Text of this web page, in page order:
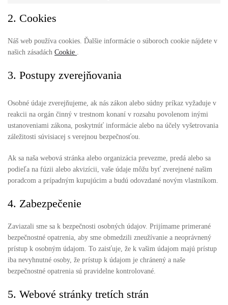
2. Cookies
Náš web používa cookies. Ďalšie informácie o súboroch cookie nájdete v
našich zásadách Cookie .
3. Postupy zverejňovania
Osobné údaje zverejňujeme, ak nás zákon alebo súdny príkaz vyžaduje v
reakcii na orgán činný v trestnom konaní v rozsahu povolenom inými
ustanoveniami zákona, poskytnúť informácie alebo na účely vyšetrovania
záležitosti súvisiacej s verejnou bezpečnosťou.
Ak sa naša webová stránka alebo organizácia prevezme, predá alebo sa
podieľa na fúzii alebo akvizícii, vaše údaje môžu byť zverejnené našim
poradcom a prípadným kupujúcim a budú odovzdané novým vlastníkom.
4. Zabezpečenie
Zaviazali sme sa k bezpečnosti osobných údajov. Prijímame primerané
bezpečnostné opatrenia, aby sme obmedzili zneužívanie a neoprávnený
prístup k osobným údajom. To zaisťuje, že k vašim údajom majú prístup
iba nevyhnutné osoby, že prístup k údajom je chránený a naše
bezpečnostné opatrenia sú pravidelne kontrolované.
5. Webové stránky tretích strán